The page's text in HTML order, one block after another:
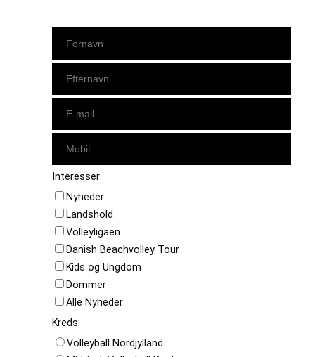
Interesser:
Nyheder
Landshold
Volleyligaen
Danish Beachvolley Tour
Kids og Ungdom
Dommer
Alle Nyheder
Kreds:
Volleyball Nordjylland